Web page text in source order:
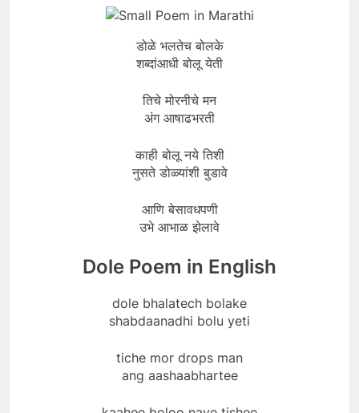
डोळे भलतेच बोलके
शब्दांआधी बोलू येती
तिचे मोरनीचे मन
अंग आषाढभरती
काही बोलू नये तिशी
नुसते डोळ्यांशी बुडावे
आणि बेसावधपणी
उभे आभाळ झेलावे
Dole Poem in English
dole bhalatech bolake
shabdaanadhi bolu yeti
tiche mor drops man
ang aashaabhartee